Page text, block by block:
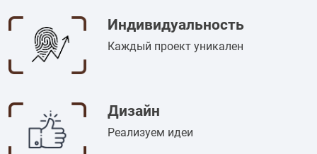
Индивидуальность
Каждый проект уникален
Дизайн
Реализуем идеи